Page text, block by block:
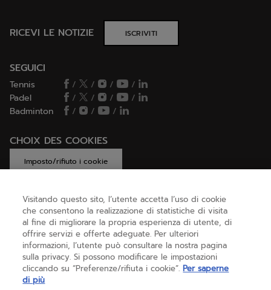
RICEVI LE NOTIZIE ISCRIVITI
SEGUICI
Tennis / / /
/
Padel
/ / /
/
Badminton
/ / /
CHOIX DES COOKIES
Imposto/rifiuto i cookie
AIUTO
CHI SIAMO
Visitando questo sito, l’utente accetta l’uso di cookie
che consentono la realizzazione di statistiche di visita
al fine di migliorare la propria esperienza di utente, di
offrire servizi e offerte adeguate. Per ulteriori
informazioni, l’utente può consultare la nostra pagina
sulla privacy. Si possono modificare le impostazioni
cliccando su “Preferenze/rifiuta i cookie”. Per saperne
di più